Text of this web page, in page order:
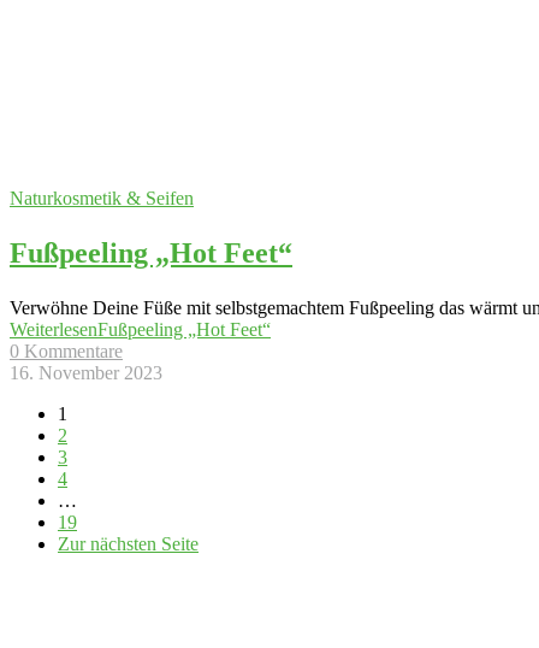
Naturkosmetik & Seifen
Fußpeeling „Hot Feet“
Verwöhne Deine Füße mit selbstgemachtem Fußpeeling das wärmt
WeiterlesenFußpeeling „Hot Feet“
0 Kommentare
16. November 2023
1
2
3
4
…
19
Zur nächsten Seite